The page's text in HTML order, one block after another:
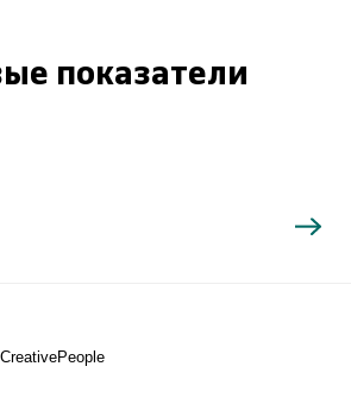
показатели
CreativePeople